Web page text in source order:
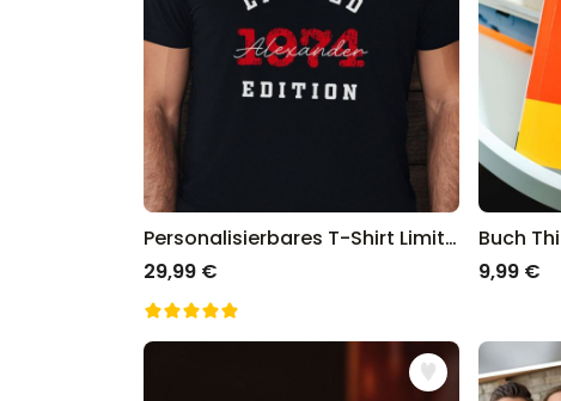
Personalisierbares T-Shirt Limited Edition mit Jahreszahl
29,99 €
9,99 €